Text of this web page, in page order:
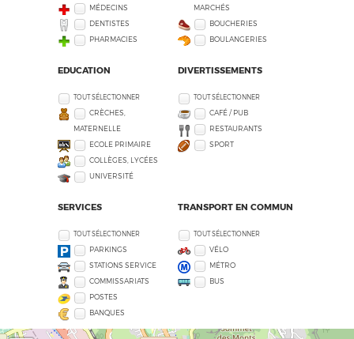
MÉDECINS
DENTISTES
PHARMACIES
MARCHÉS
BOUCHERIES
BOULANGERIES
EDUCATION
TOUT SÉLECTIONNER
CRÈCHES,
MATERNELLE
ECOLE PRIMAIRE
COLLÈGES, LYCÉES
UNIVERSITÉ
DIVERTISSEMENTS
TOUT SÉLECTIONNER
CAFÉ / PUB
RESTAURANTS
SPORT
SERVICES
TOUT SÉLECTIONNER
PARKINGS
STATIONS SERVICE
COMMISSARIATS
POSTES
BANQUES
TRANSPORT EN COMMUN
TOUT SÉLECTIONNER
VÉLO
MÉTRO
BUS